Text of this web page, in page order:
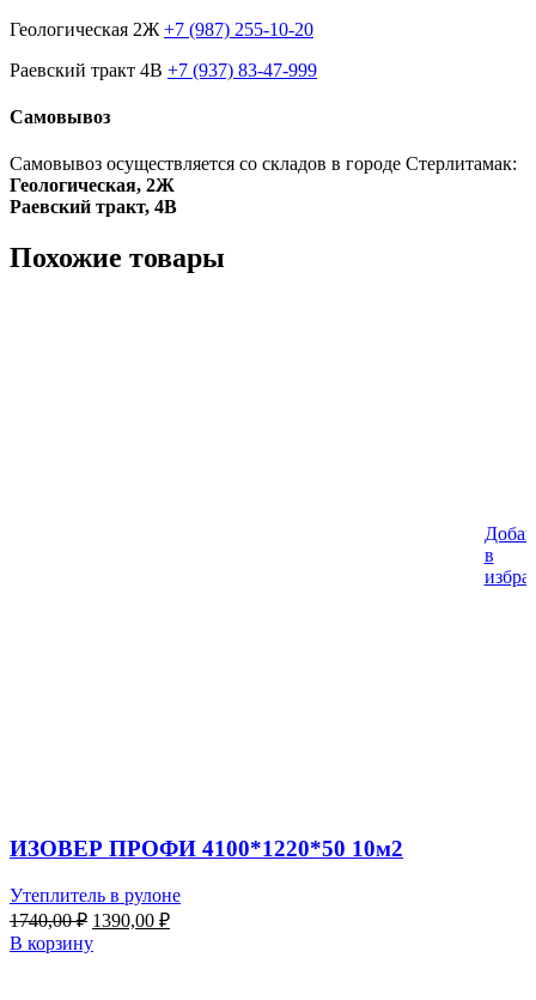
Геологическая 2Ж +7 (987) 255-10-20
Раевский тракт 4В +7 (937) 83-47-999
Самовывоз
Самовывоз осуществляется со складов в городе Стерлитамак:
Геологическая, 2Ж
Раевский тракт, 4В
Похожие товары
в
ИЗОВЕР ПРОФИ 4100*1220*50 10м2
Утеплитель в рулоне
1740,00₽ Первоначальная
цена
составляла
1390,00 ₽Текущая
В корзину